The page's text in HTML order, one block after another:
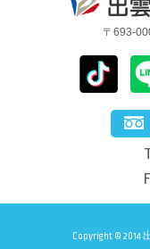
〒693-
Copyright © 2014